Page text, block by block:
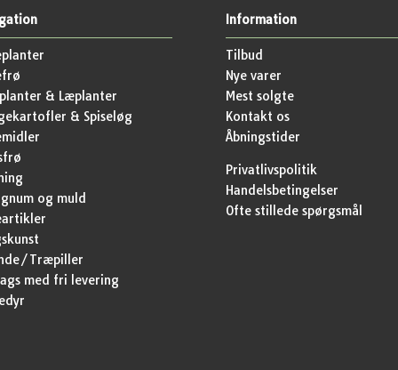
& Læplanter
& Spiseløg
og muld
Træpiller
med fri levering
Information
Tilbud
Nye varer
Mest solgte
Kontakt os
Åbningstider
Privatlivspolitik
Handelsbetingelser
Ofte stillede spørgsmål